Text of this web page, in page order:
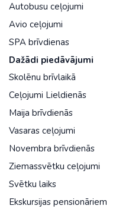
Autobusu ceļojumi
Avio ceļojumi
SPA brīvdienas
Dažādi piedāvājumi
Skolēnu brīvlaikā
Ceļojumi Lieldienās
Maija brīvdienās
Vasaras ceļojumi
Novembra brīvdienās
Ziemassvētku ceļojumi
Svētku laiks
Ekskursijas pensionāriem